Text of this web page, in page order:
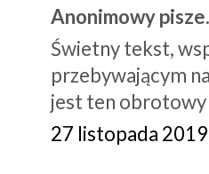
Anonimowy
Świetny tekst,
przebywającym
jest ten obrotowy
27 listopada